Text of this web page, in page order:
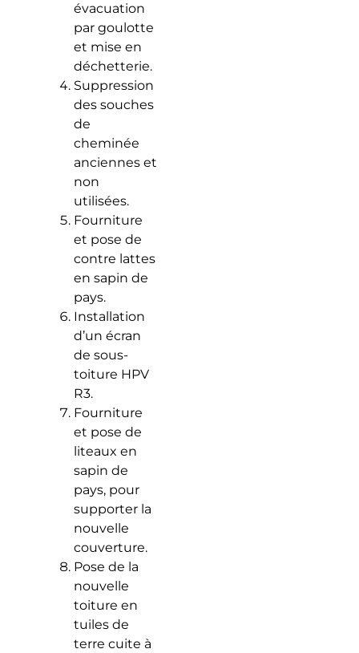
évacuation
par goulotte
et mise en
déchetterie.
Suppression
des souches
de
cheminée
anciennes et
non
utilisées.
Fourniture
et pose de
contre lattes
en sapin de
pays.
Installation
d’un écran
de sous-
toiture HPV
R3.
Fourniture
et pose de
liteaux en
sapin de
pays, pour
supporter la
nouvelle
couverture.
Pose de la
nouvelle
toiture en
tuiles de
terre cuite à